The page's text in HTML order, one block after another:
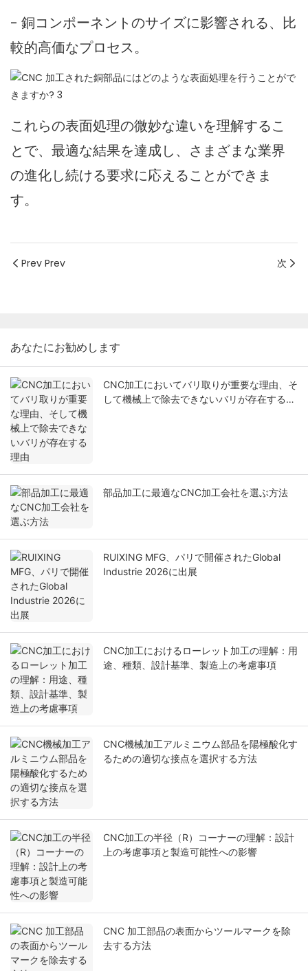
- 銅コンポーネントのサイズに影響される、比
較的高価なプロセス。
これらの表面処理の微妙な違いを理解するこ
とで、最適な結果を達成し、さまざまな業界
の進化し続ける要求に応えることができま
す。
Prev Prev 次
あなたにお勧めします
CNC加工においてバリ取りが重要な理由、そ
して機械上で除去できないバリが存在する理
部品加工に最適なCNC加工会社を選ぶ方法
RUIXING MFG、パリで開催されたGlobal
Industrie 2026に出展
CNC加工におけるローレット加工の理解：用
途、種類、設計基準、製造上の考慮事項
CNC機械加工アルミニウム部品を陽極酸化す
るための適切な接点を選択する方法
CNC加工の半径（R）コーナーの理解：設計
上の考慮事項と製造可能性への影響
CNC 加工部品の表面からツールマークを除
去する方法